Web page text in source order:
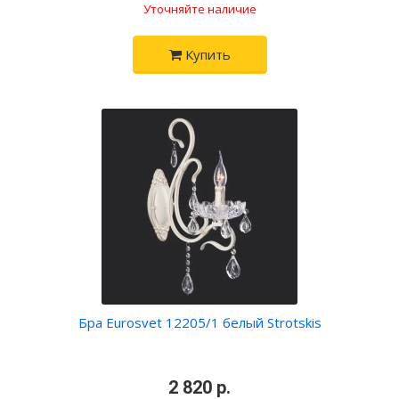
Уточняйте наличие
Купить
Бра Eurosvet 12205/1 белый Strotskis
2 820 р.